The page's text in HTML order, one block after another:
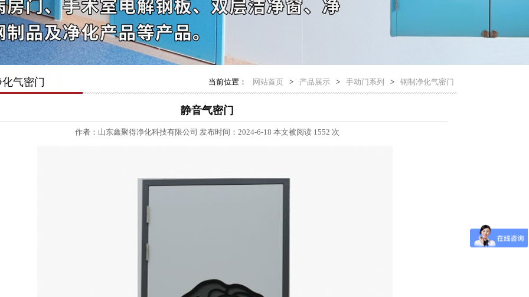
气密门 钢制净化气密门
>
手动门系列
>
产品展示
>
网站首页
当前位置：
静音气密门
作者：山东鑫聚得净化科技有限公司 发布时间：2024-6-18 本文被阅读 1552 次